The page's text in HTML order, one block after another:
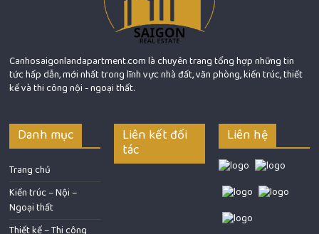
Canhosaigonlandapartment.com là chuyên trang tổng hợp những tin
tức hấp dẫn, mới nhất trong lĩnh vực nhà đất, văn phòng, kiến trúc, thiết
kế và thi công nội - ngoại thất.
Danh mục
Trang chủ
Kiến trúc – Nội –
Ngoại thất
Thiết kế – Thi công
Liên kết đối
tác
Liên hệ